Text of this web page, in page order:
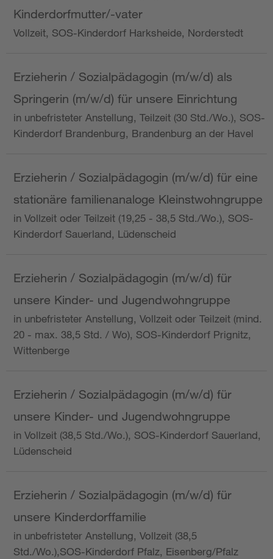
Kinderdorfmutter/-vater
Vollzeit, SOS-Kinderdorf Harksheide, Norderstedt
Erzieherin / Sozialpädagogin (m/w/d) als
Springerin (m/w/d) für unsere Einrichtung
in unbefristeter Anstellung, Teilzeit (30 Std./Wo.), SOS-
Kinderdorf Brandenburg, Brandenburg an der Havel
Erzieherin / Sozialpädagogin (m/w/d) für eine
stationäre familienanaloge Kleinstwohngruppe
in Vollzeit oder Teilzeit (19,25 - 38,5 Std./Wo.), SOS-
Kinderdorf Sauerland, Lüdenscheid
Erzieherin / Sozialpädagogin (m/w/d) für
unsere Kinder- und Jugendwohngruppe
in unbefristeter Anstellung, Vollzeit oder Teilzeit (mind.
20 - max. 38,5 Std. / Wo), SOS-Kinderdorf Prignitz,
Wittenberge
Erzieherin / Sozialpädagogin (m/w/d) für
unsere Kinder- und Jugendwohngruppe
in Vollzeit (38,5 Std./Wo.), SOS-Kinderdorf Sauerland,
Lüdenscheid
Erzieherin / Sozialpädagogin (m/w/d) für
unsere Kinderdorffamilie
in unbefristeter Anstellung, Vollzeit (38,5
Std./Wo.),SOS-Kinderdorf Pfalz, Eisenberg/Pfalz